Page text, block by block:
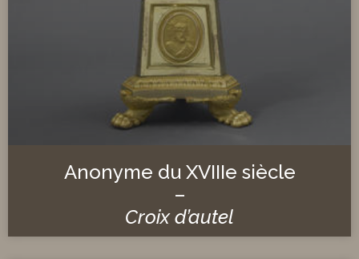
Anonyme du XVIIIe siècle
–
Croix d’autel